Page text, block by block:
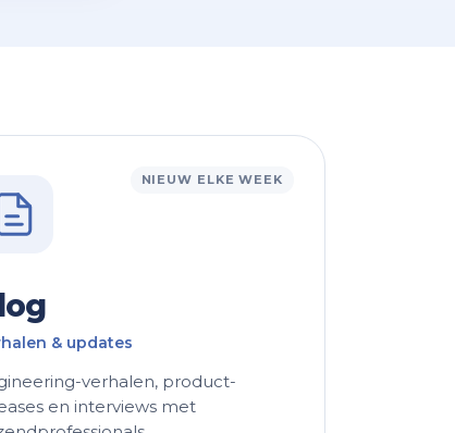
NIEUW ELKE WEEK
& updates
verhalen, product-
en interviews met